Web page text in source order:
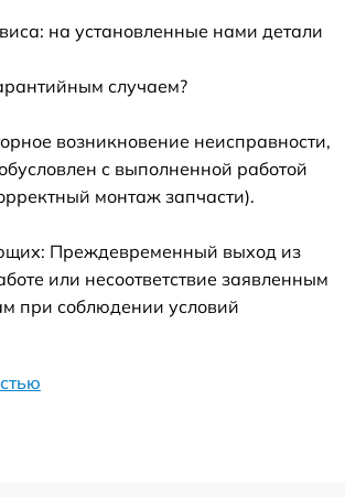
на установленные нами детали
случаем?
возникновение неисправности,
с выполненной работой
монтаж запчасти).
Преждевременный выход из
или несоответствие заявленным
при соблюдении условий